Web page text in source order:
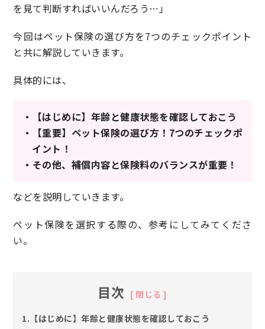
を見て判断すればいいんだろう…」
今回はペット保険の選び方を7つのチェックポイント
と共に解説していきます。
具体的には、
・【はじめに】年齢と健康状態を確認しておこう
・【重要】ペット保険の選び方！7つのチェックポ
イント！
・その他、補償内容と保険料のバランスが重要！
などを説明していきます。
ペット保険を選択する際の、参考にしてみてくださ
い。
目次
1.【はじめに】年齢と健康状態を確認しておこう